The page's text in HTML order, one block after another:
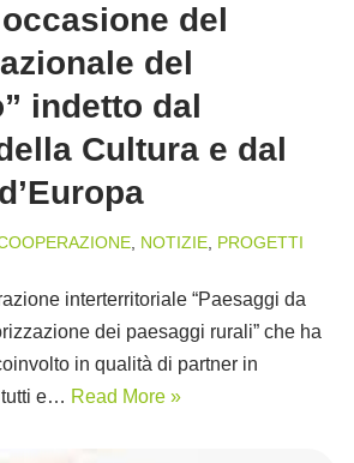
del
del
indetto dal
Cultura e dal
NOTIZIE PROGETTI
interterritoriale “Paesaggi da
dei paesaggi rurali” che ha
in qualità di partner in
tutti e… Read More »